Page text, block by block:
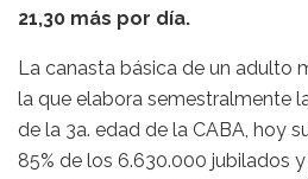
21,30 más por día.
La canasta básica de un adulto
la que elabora semestralmente
de la 3a. edad de la CABA, hoy
85% de los 6.630.000 jubilados